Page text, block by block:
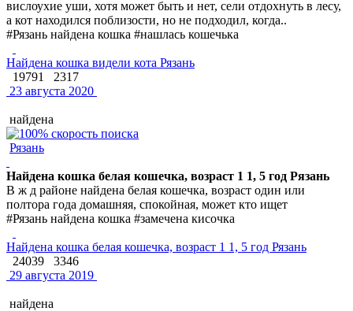
вислоухие уши, хотя может быть и нет, сели отдохнуть в лесу,
а кот находился поблизости, но не подходил, когда..
#Рязань найдена кошка #нашлась кошечька
Найдена кошка видели кота Рязань
19791
2317
23 августа 2020
найдена
Рязань
Найдена кошка белая кошечка, возраст 1 1, 5 год Рязань
В ж д районе найдена белая кошечка, возраст один или
полтора года домашняя, спокойная, может кто ищет
#Рязань найдена кошка #замечена кисочка
Найдена кошка белая кошечка, возраст 1 1, 5 год Рязань
24039
3346
29 августа 2019
найдена